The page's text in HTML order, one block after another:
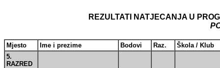
REZULTATI NATJECANJA U
Mjesto Ime i prezime Bodovi Raz.
Škola / Klub
5.
RAZRED